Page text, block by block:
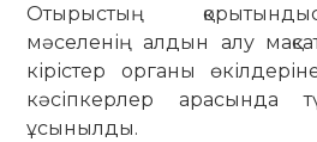
Отырыстың
мәселенің алдын алу
кірістер органы
кәсіпкерлер арасында
ұсынылды.